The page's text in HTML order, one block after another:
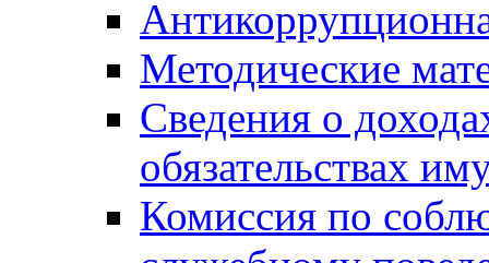
Методические
Сведения о
обязательствах
Комиссия по